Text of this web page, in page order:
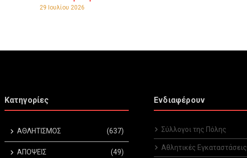
29 Ιουλίου 2026
Κατηγορίες
ΑΘΛΗΤΙΣΜΟΣ (637)
ΑΠΟΨΕΙΣ (49)
Ενδιαφέρουν
Σύλλογοι της Πόλης
Αθλητικές Εγκαταστάσεις